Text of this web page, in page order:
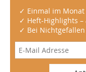
✓ Einmal im Monat
✓ Heft-Highlights –
✓ Bei